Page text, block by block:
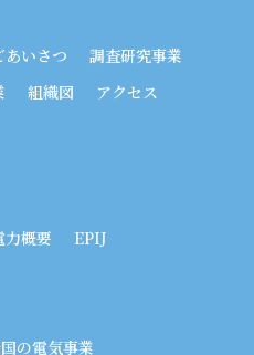
あいさつ
調査研究事業
組織図
アクセス
力概要
EPIJ
の電気事業